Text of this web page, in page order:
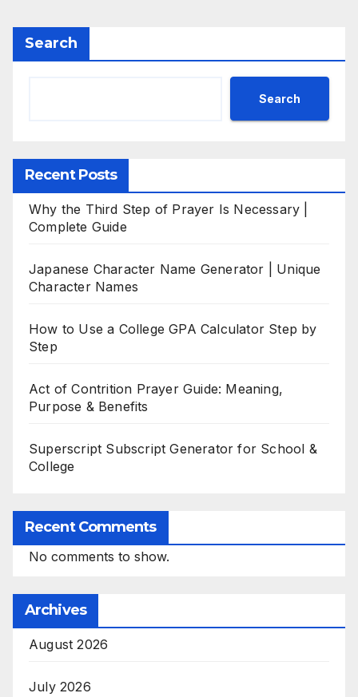
Search
Search
Recent Posts
Why the Third Step of Prayer Is Necessary |
Complete Guide
Japanese Character Name Generator | Unique
Character Names
How to Use a College GPA Calculator Step by
Step
Act of Contrition Prayer Guide: Meaning,
Purpose & Benefits
Superscript Subscript Generator for School &
College
Recent Comments
No comments to show.
Archives
August 2026
July 2026